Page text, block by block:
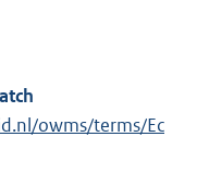
owms/terms/Ec